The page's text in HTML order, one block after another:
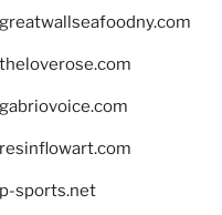
greatwallseafoodny.com
theloverose.com
gabriovoice.com
resinflowart.com
p-sports.net